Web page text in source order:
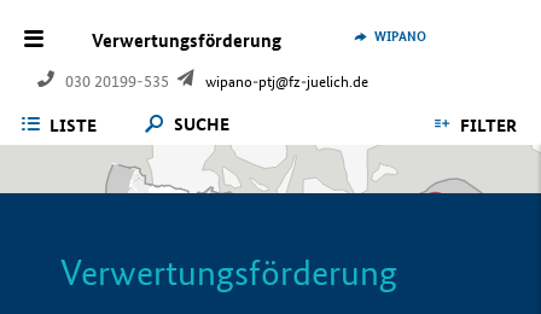
Verwertungsförderung
030 20199-535 wipano-ptj@fz-juelich.de
WIPANO
LISTE SUCHE FILTER
Verwertungsförderung